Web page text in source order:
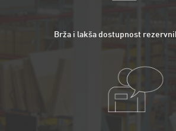
Brža i lakša dostupnost